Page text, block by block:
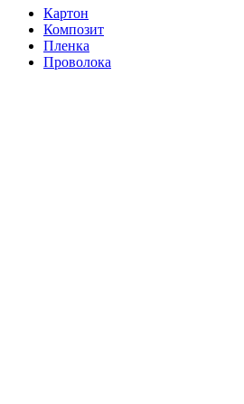
Картон
Композит
Пленка
Проволока